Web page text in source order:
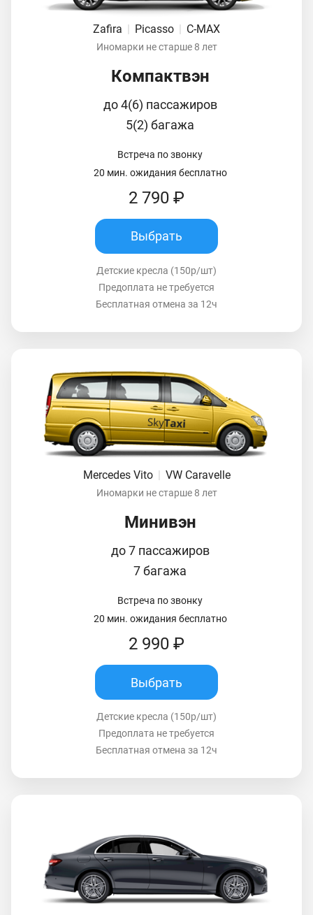
Zafira | Picasso | C-MAX
Иномарки не старше 8 лет
Компактвэн
до 4(6) пассажиров
5(2) багажа
Встреча по звонку
20 мин. ожидания бесплатно
2 790 ₽
Выбрать
Детские кресла (150р/шт)
Предоплата не требуется
Бесплатная отмена за 12ч
Mercedes Vito VW Caravelle
Иномарки не старше 8 лет
Минивэн
до 7 пассажиров
7 багажа
Встреча по звонку
20 мин. ожидания бесплатно
2 990 ₽
Выбрать
Детские кресла (150р/шт)
Предоплата не требуется
Бесплатная отмена за 12ч